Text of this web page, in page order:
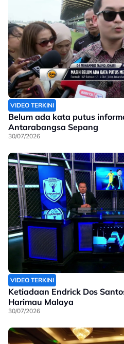
VIDEO TERKINI
Belum ada kata putus
Antarabangsa Sepang
30/07/2026
VIDEO TERKINI
Ketiadaan Endrick Dos
Harimau Malaya
30/07/2026